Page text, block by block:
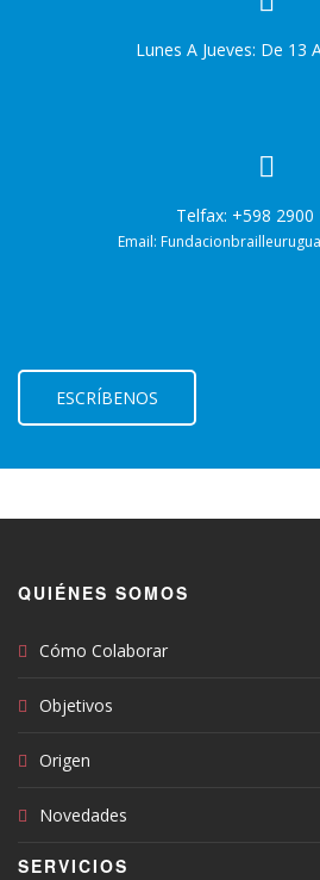
Lunes A Jueves: De 13
Telfax: +598 2900
Email:
ESCRÍBENOS
QUIÉNES SOMOS
Cómo Colaborar
Objetivos
Origen
Novedades
SERVICIOS